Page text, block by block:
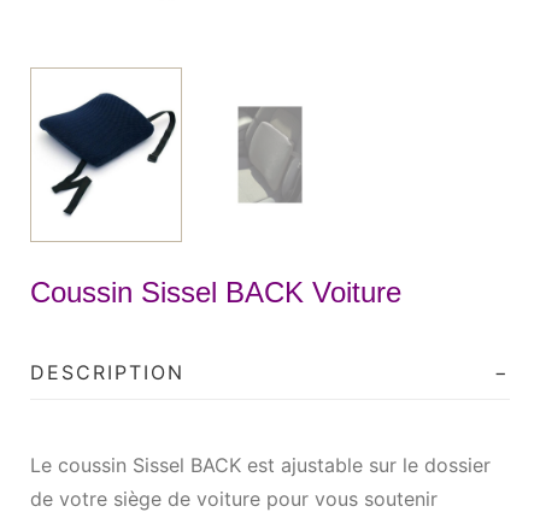
Coussin Sissel BACK Voiture
DESCRIPTION
Le coussin Sissel BACK est ajustable sur le dossier
de votre siège de voiture pour vous soutenir